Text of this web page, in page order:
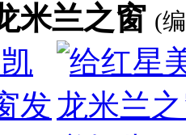
米兰之窗 (